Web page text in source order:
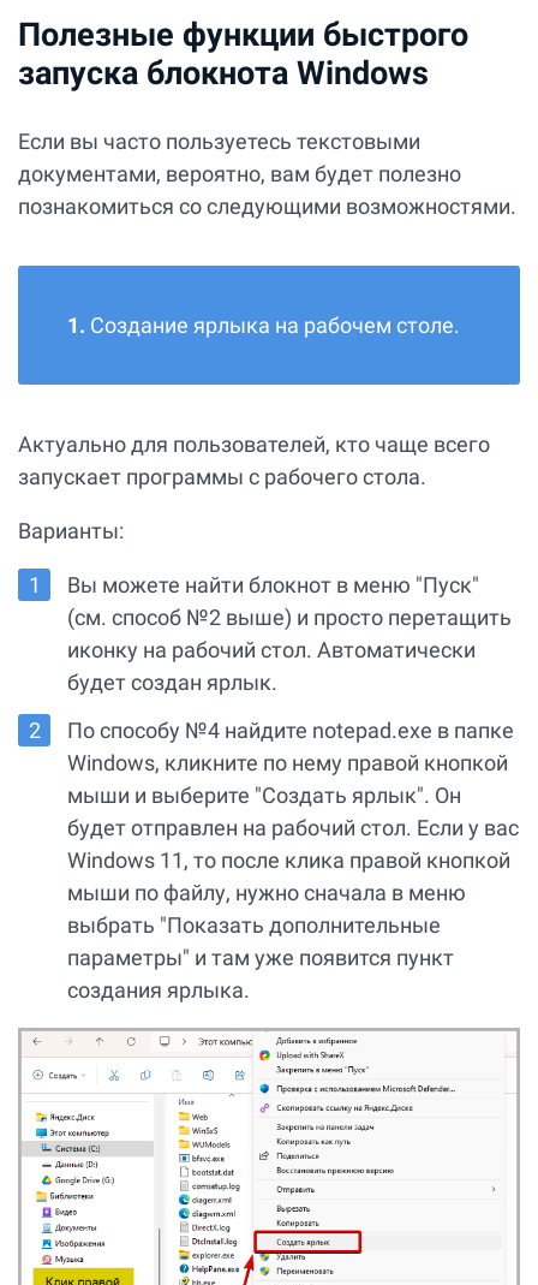
Полезные функции быстрого
запуска блокнота Windows
Если вы часто пользуетесь текстовыми
документами, вероятно, вам будет полезно
познакомиться со следующими возможностями.
1. Создание ярлыка на рабочем столе.
Актуально для пользователей, кто чаще всего
запускает программы с рабочего стола.
Варианты:
Вы можете найти блокнот в меню "Пуск"
(см. способ №2 выше) и просто перетащить
иконку на рабочий стол. Автоматически
будет создан ярлык.
По способу №4 найдите notepad.exe в папке
Windows, кликните по нему правой кнопкой
мыши и выберите "Создать ярлык". Он
будет отправлен на рабочий стол. Если у вас
Windows 11, то после клика правой кнопкой
мыши по файлу, нужно сначала в меню
выбрать "Показать дополнительные
параметры" и там уже появится пункт
создания ярлыка.